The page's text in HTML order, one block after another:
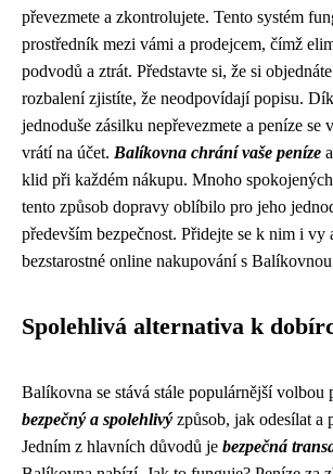
převezmete a zkontrolujete. Tento systém
prostředník mezi vámi a prodejcem, čímž
podvodů a ztrát. Představte si, že si
rozbalení zjistíte, že neodpovídají popisu.
jednoduše zásilku nepřevezmete a peníze se
vrátí na účet. Balíkovna chrání vaše peníze
klid při každém nákupu. Mnoho
tento způsob dopravy oblíbilo pro jeho
především bezpečnost. Přidejte se k nim i vy
bezstarostné online nakupování s
Spolehlivá alternativa k
Balíkovna se stává stále populárnější volbou
bezpečný a spolehlivý způsob, jak odesílat a
Jedním z hlavních důvodů je bezpečná